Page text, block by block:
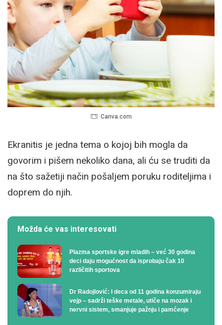
Canva.com
Ekranitis je jedna tema o kojoj bih mogla da
govorim i pišem nekoliko dana, ali ću se truditi da
na što sažetiji način pošaljem poruku roditeljima i
doprem do njih.
Možda će vas interesovati
Plazma sportske igre mladih – već 30 godina
deci daju mogućnost da isprobaju čak 10
različitih sportova
Dr Radojlović: I deca od 11 godina konzumiraju
vejp – sadrži teške metale, utiče na mozak i
nervni sistem, smanjuje pažnju i pamćenje